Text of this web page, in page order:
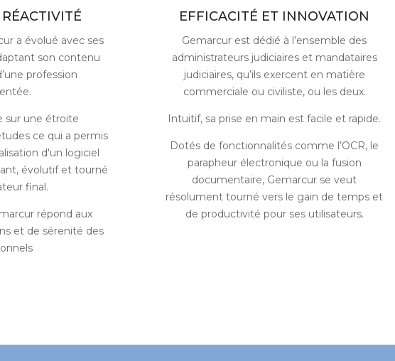
a évolué avec ses
son contenu
profession
sur une étroite
ce qui a permis
d'un logiciel
évolutif et tourné
final.
répond aux
et de sérenité des
EFFICACITÉ ET INNOVATION
Gemarcur est dédié à l’ensemble des
administrateurs judiciaires et mandataires
judiciaires, qu’ils exercent en matière
commerciale ou civiliste, ou les deux.
Intuitif, sa prise en main est facile et rapide.
Dotés de fonctionnalités comme l’OCR, le
parapheur électronique ou la fusion
documentaire, Gemarcur se veut
résolument tourné vers le gain de temps et
de productivité pour ses utilisateurs.